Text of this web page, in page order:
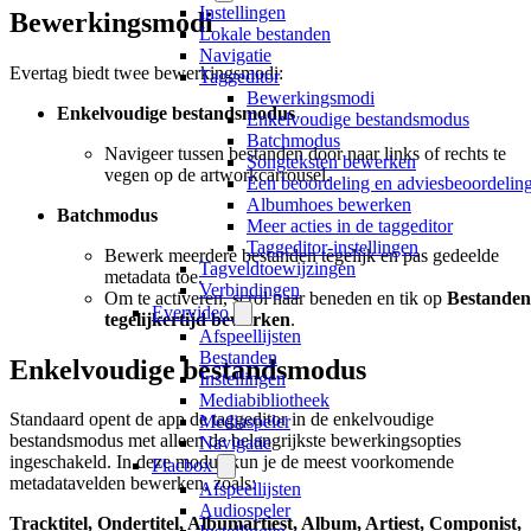
Instellingen
Lokale bestanden
Navigatie
Taggeditor
Bewerkingsmodi
Enkelvoudige bestandsmodus
Batchmodus
Songteksten bewerken
Een beoordeling en
Albumhoes bewerken
Meer acties in de taggeditor
Taggeditor-instellingen
Tagveldtoewijzingen
Verbindingen
Evervideo
Afspeellijsten
Bestanden
Instellingen
Mediabibliotheek
Mediaspeler
Navigatie
Flacbox
Afspeellijsten
Audiospeler
Bewerkingsmodi
Evertag biedt twee bewerkingsmodi:
Enkelvoudige bestandsmodus
Navigeer tussen bestanden door naar links of rechts te
vegen op de artworkcarrousel.
Batchmodus
Bewerk meerdere bestanden tegelijk en pas gedeelde
metadata toe.
Om te activeren, scrol naar beneden en tik op Bestanden
tegelijkertijd bewerken.
Enkelvoudige bestandsmodus
Standaard opent de app de taggeditor in de enkelvoudige
bestandsmodus met alleen de belangrijkste bewerkingsopties
ingeschakeld. In deze modus kun je de meest voorkomende
metadatavelden bewerken, zoals:
Tracktitel, Ondertitel, Albumartiest, Album, Artiest, Componist,